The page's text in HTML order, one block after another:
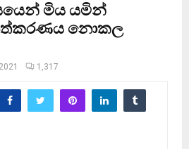
මිය යමින්
නොකල
1,317